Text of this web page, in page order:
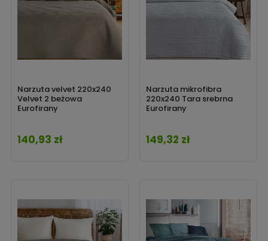
Narzuta velvet 220x240
Velvet 2 beżowa
Eurofirany
Cena
140,93 zł
Narzuta mikrofibra
220x240 Tara srebrna
Eurofirany
Cena
149,32 zł